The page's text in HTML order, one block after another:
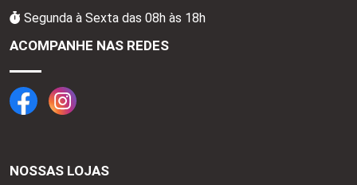
Segunda à Sexta das 08h às 18h
ACOMPANHE NAS REDES
NOSSAS LOJAS